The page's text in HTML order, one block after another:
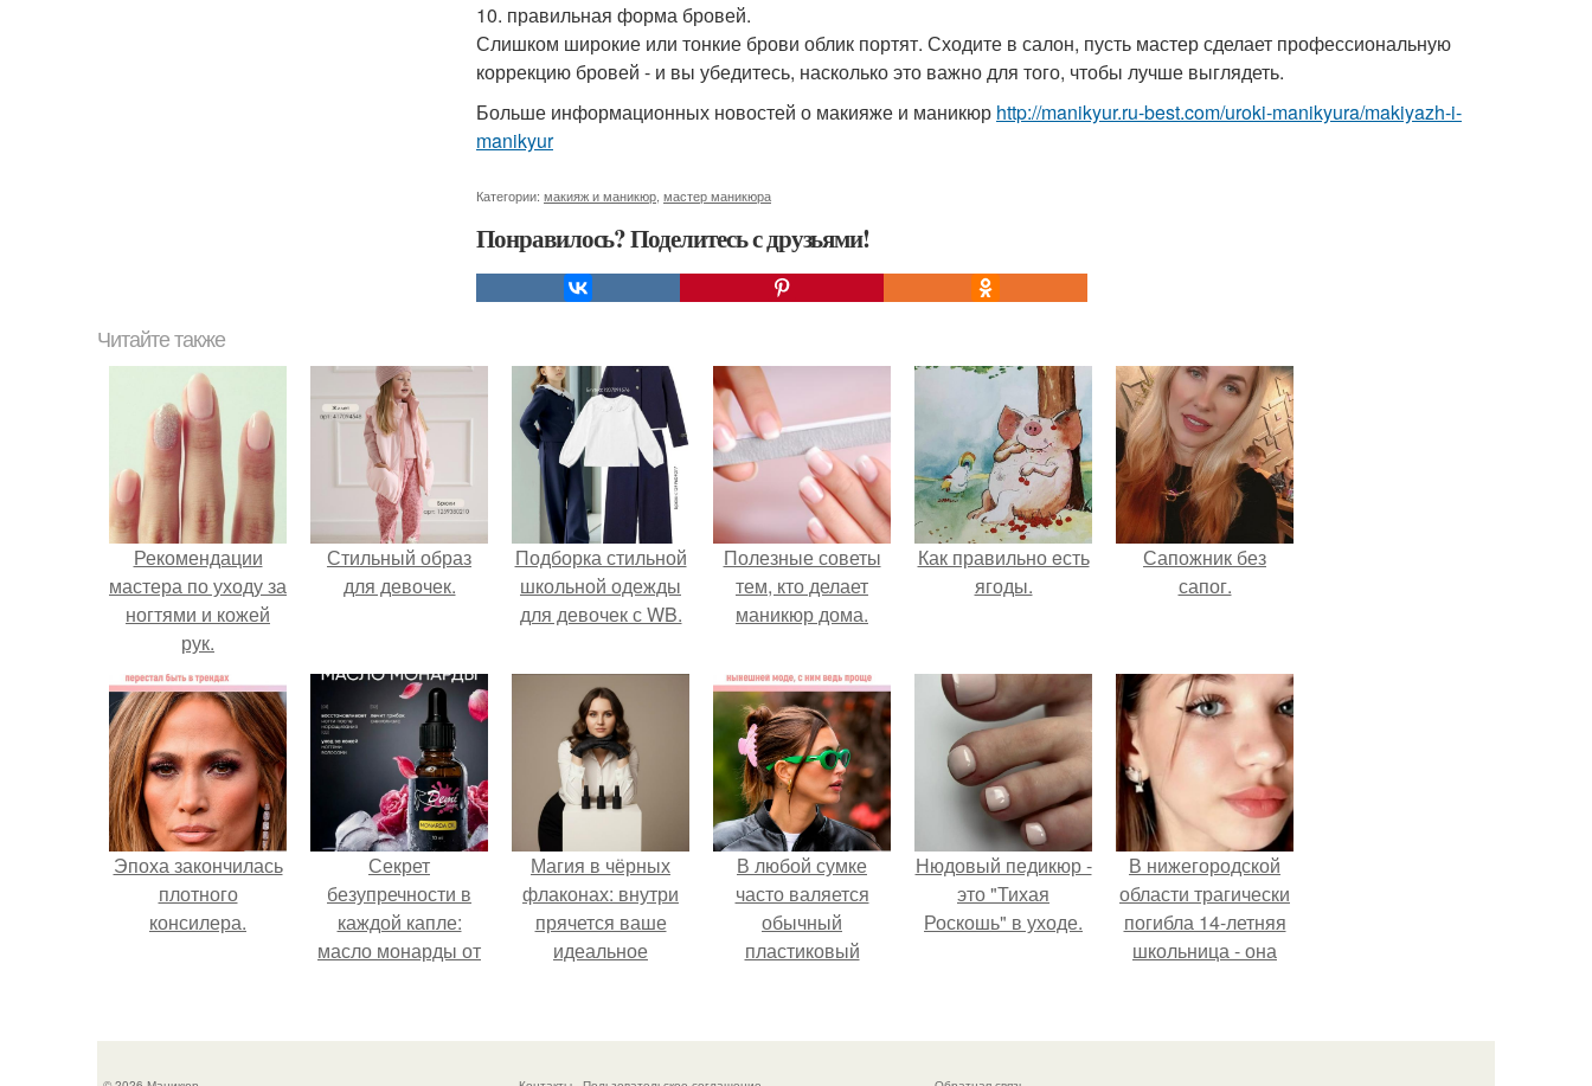
10. правильная форма бровей.
Слишком широкие или тонкие брови облик портят. Сходите в салон, пусть мастер сделает профессиональную
коррекцию бровей - и вы убедитесь, насколько это важно для того, чтобы лучше выглядеть.
Больше информационных новостей о макияже и маникюр http://manikyur.ru-best.com/uroki-manikyura/makiyazh-i-
manikyur
Категории: макияж и маникюр мастер маникюра
Понравилось? Поделитесь с друзьями!
Читайте также
Рекомендации
мастера по уходу за
ногтями и кожей
рук.
Стильный образ
для девочек.
Подборка стильной
школьной одежды
для девочек с WB.
Полезные советы
тем, кто делает
маникюр дома.
Как правильно eсть
ягоды.
Сапожник без
сапог.
Эпоха закончилась
плотного
консилера.
Секрет
безупречности в
каждой капле:
масло монарды от
Магия в чёрных
флаконах: внутри
прячется ваше
идеальное
В любой сумке
часто валяется
обычный
пластиковый
Нюдовый педикюр -
это "Тихая
Роскошь" в уходе.
В нижегородской
области трагически
погибла 14-летняя
школьница - она
к контрольной по